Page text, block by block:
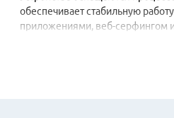
обеспечивает стабильную
приложениями, веб-серфингом
Оперативная память объемом до